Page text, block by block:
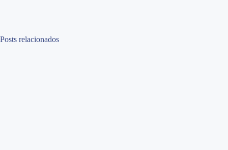
Posts relacionados